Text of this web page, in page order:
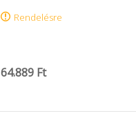
Rendelésre
64.889 Ft